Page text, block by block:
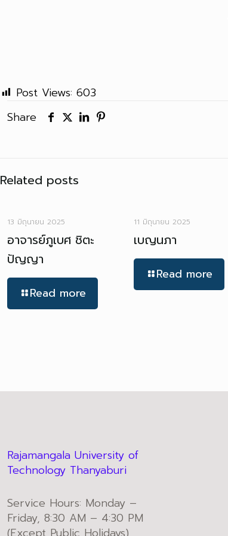
Post Views: 603
Share
Related posts
13 มิถุนายน 2025
อาจารย์ภูเบศ ชิตะ
ปัญญา
Read more
11 มิถุนายน 2025
เบญนภา
Read more
Rajamangala University of
Technology Thanyaburi
Service Hours: Monday –
Friday, 8:30 AM – 4:30 PM